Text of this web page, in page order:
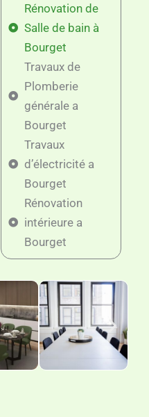
Rénovation de
Salle de bain à
Bourget
Travaux de
Plomberie
générale a
Bourget
Travaux
d’électricité a
Bourget
Rénovation
intérieure a
Bourget